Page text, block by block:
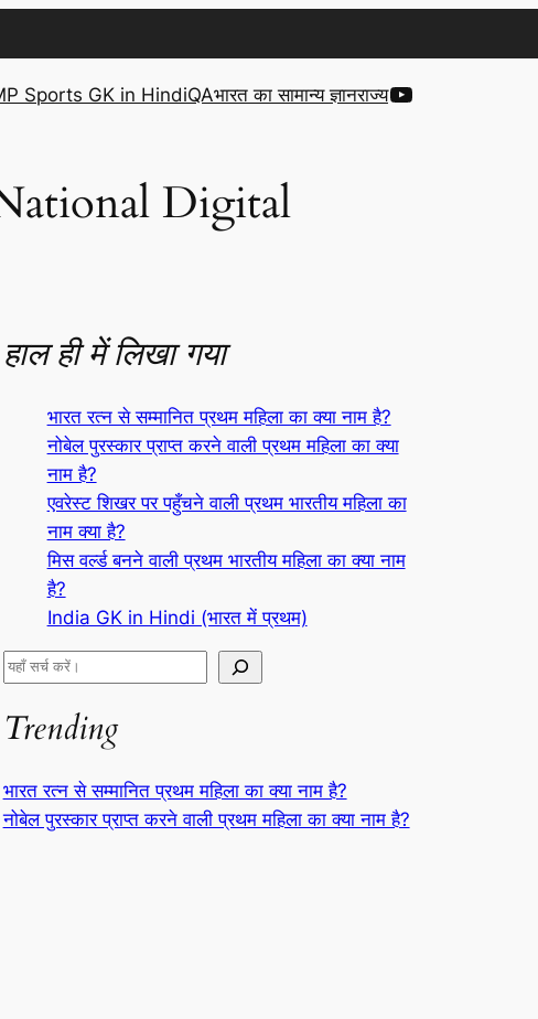
Sports GK in HindiQAभारत का सामान्य ज्ञानराज्यYouTube
Digital
हाल ही में लिखा गया
भारत रत्न से सम्मानित प्रथम महिला का क्या नाम है?
नोबेल पुरस्कार प्राप्त करने वाली प्रथम महिला का क्या
नाम है?
एवरेस्ट शिखर पर पहुँचने वाली प्रथम भारतीय महिला का
नाम क्या है?
मिस वर्ल्ड बनने वाली प्रथम भारतीय महिला का क्या नाम
है?
India GK in Hindi (भारत में प्रथम)
S
a
h
Trending
भारत रत्न से सम्मानित प्रथम महिला का क्या नाम है?
नोबेल पुरस्कार प्राप्त करने वाली प्रथम महिला का क्या नाम है?